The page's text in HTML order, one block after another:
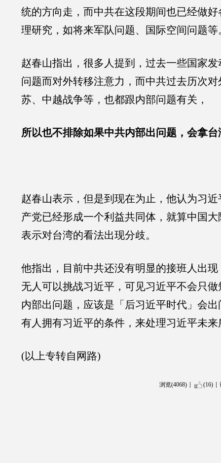
统的方向走，而中共在这段期间也已经做
理研究，如将来军队问题、国际空间问题等
赵春山指出，很多人提到，过去一些国家
问题而对外转移注意力，而中共过去历次
苏、中越战争等，也都跟内部问题有关，
所以也不排除如果中共内部出问题，会拿
赵春山表示，但是到现在为止，他认为习
产党已经形成一个利益共同体，就算中国
表示对台湾的看法出现分歧。
他指出，目前中共还没有明显的接班人出
无人可以挑战习近平，可见习近平不会只
内部出问题，应该是「后习近平时代」会
有人拥有习近平的条件，来处理习近平未
(以上专转自网路)
浏览(4068) (16)